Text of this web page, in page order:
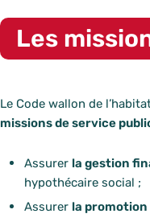
Les
Le Code wallon de
missions de service
Assurer la gestion
hypothécaire social ;
Assurer la